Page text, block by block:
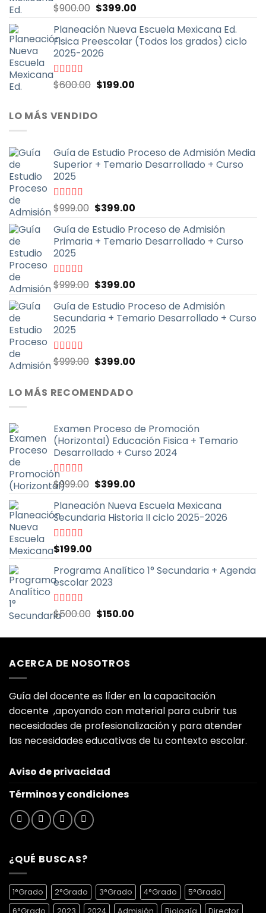
Valorado
con
5
$900.00 El
original
era:
$900.00.
$399.00El
actual
es:
Planeación Nueva Escuela Mexicana Ed.
Fisica Preescolar (Todos los grados) ciclo
2025-2026
Valorado
con
$600.00 El
original
era:
$199.00El
LO MÁS VENDIDO
Guía de Estudio Proceso de Admisión Media
Superior + Temario Desarrollado + Curso
2025
Valorado
con
5
$999.00 El
original
era:
$399.00El
actual
es:
Guía de Estudio Proceso de Admisión
Primaria + Temario Desarrollado + Curso
2025
Valorado
con
5
$999.00 El
original
era:
$399.00El
actual
es:
Guía de Estudio Proceso de Admisión
Secundaria + Temario Desarrollado + Curso
2025
Valorado
con
$999.00 El
original
era:
$399.00El
LO MÁS RECOMENDADO
Examen Proceso de Promoción
(Horizontal) Educación Fisica + Temario
Desarrollado + Curso 2024
Valorado
con
5
$999.00 El
original
era:
$399.00El
actual
es:
Planeación Nueva Escuela Mexicana
Secundaria Historia II ciclo 2025-2026
Valorado
5
$199.00
Programa Analítico 1° Secundaria + Agenda
escolar 2023
Valorado
con
$500.00 El
original
$500.00.
$150.00El
actual
ACERCA DE NOSOTROS
Guía del docente es líder en la capacitación
docente ,apoyando con material para cubrir tus
necesidades de profesionalización y para atender
las necesidades educativas de tu contexto escolar.
Aviso de privacidad
Términos y condiciones
¿QUÉ BUSCAS?
1°Grado 2°Grado 3°Grado 4°Grado
5°Grado